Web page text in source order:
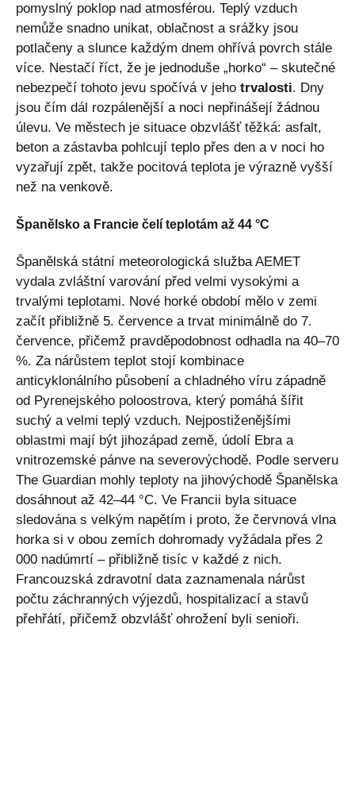
pomyslný poklop nad atmosférou. Teplý vzduch
nemůže snadno unikat, oblačnost a srážky jsou
potlačeny a slunce každým dnem ohřívá povrch stále
více. Nestačí říct, že je jednoduše „horko“ – skutečné
nebezpečí tohoto jevu spočívá v jeho trvalosti. Dny
jsou čím dál rozpálenější a noci nepřinášejí žádnou
úlevu. Ve městech je situace obzvlášť těžká: asfalt,
beton a zástavba pohlcují teplo přes den a v noci ho
vyzařují zpět, takže pocitová teplota je výrazně vyšší
než na venkově.
Španělsko a Francie čelí teplotám až 44 °C
Španělská státní meteorologická služba AEMET
vydala zvláštní varování před velmi vysokými a
trvalými teplotami. Nové horké období mělo v zemi
začít přibližně 5. července a trvat minimálně do 7.
července, přičemž pravděpodobnost odhadla na 40–70
%. Za nárůstem teplot stojí kombinace
anticyklonálního působení a chladného víru západně
od Pyrenejského poloostrova, který pomáhá šířit
suchý a velmi teplý vzduch. Nejpostiženějšími
oblastmi mají být jihozápad země, údolí Ebra a
vnitrozemské pánve na severovýchodě. Podle serveru
The Guardian mohly teploty na jihovýchodě Španělska
dosáhnout až 42–44 °C. Ve Francii byla situace
sledována s velkým napětím i proto, že červnová vlna
horka si v obou zemích dohromady vyžádala přes 2
000 nadúmrtí – přibližně tisíc v každé z nich.
Francouzská zdravotní data zaznamenala nárůst
počtu záchranných výjezdů, hospitalizací a stavů
přehřátí, přičemž obzvlášť ohrožení byli senioři.